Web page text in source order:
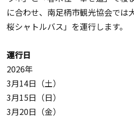
に合わせ、南足柄市観光協会では
桜シャトルバス」を運行します。
運行日
2026年
3月14日（土）
3月15日（日）
3月20日（金）